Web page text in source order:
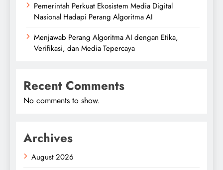
Pemerintah Perkuat Ekosistem Media Digital
Nasional Hadapi Perang Algoritma AI
Menjawab Perang Algoritma AI dengan Etika,
Verifikasi, dan Media Tepercaya
Recent Comments
No comments to show.
Archives
August 2026